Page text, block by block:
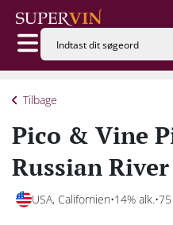
Tilbage
Pico & Vine
Russian
USA, Californien 14% alk.